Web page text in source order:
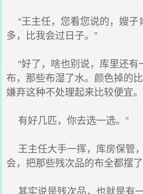
“王主任，您看您说的，嫂子
多，比我会过日子。”
“好了，啥也别说，库里还有
布，那些布湿了水。颜色掉的
嫌弃这种不处理起来比较便宜。
有好几匹，你去选一选。”
王主任大手一挥，库房保管
会，把那些残次品的布全都摆了
其实说是残次品，也就是有